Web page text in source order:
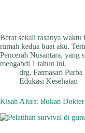
Berat sekali rasanya waktu
rumah kedua buat aku.
Pencerah Nusantara, yang
mengabdi 1 tahun ini.
drg. Fatmasari Purba
Edukasi Kesehatan
Kisah Alura: Bukan